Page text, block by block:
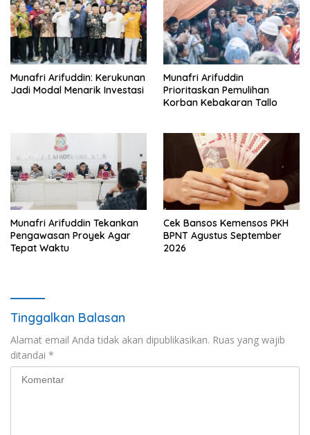
Munafri Arifuddin: Kerukunan
Jadi Modal Menarik Investasi
Munafri Arifuddin
Prioritaskan Pemulihan
Korban Kebakaran Tallo
Munafri Arifuddin Tekankan
Pengawasan Proyek Agar
Tepat Waktu
Cek Bansos Kemensos PKH
BPNT Agustus September
2026
Tinggalkan Balasan
Alamat email Anda tidak akan dipublikasikan. Ruas yang wajib
ditandai *